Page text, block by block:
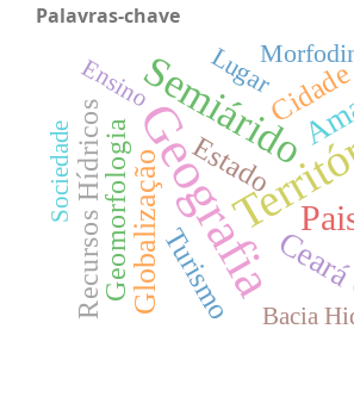
Palavras-chave
Geografia
Semiárido
Ceará
Globalização
Geomorfologia
Recursos Hídricos Turismo
Cidade
Estado
Lugar
Bacia
Sociedade
Ensino